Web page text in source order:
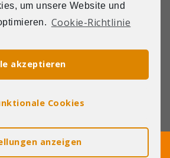
Stiftung für Ehrenamt und
Digital
Muldental e.V.
um unsere Website und
Cookie-Richtlinie
akzeptieren
Cookies
anzeigen